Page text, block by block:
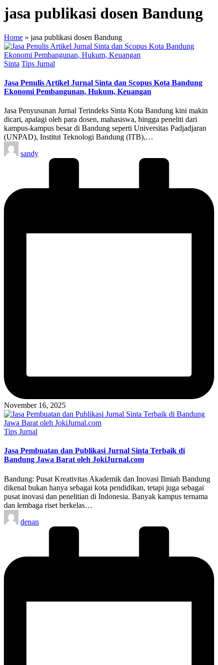
jasa publikasi dosen Bandung
Home » jasa publikasi dosen Bandung
Posted
Sinta Tips Jurnal
Jasa Penulis Artikel Jurnal Sinta dan Scopus Kota Bandung
Ekonomi Pembangunan, Hukum, Keuangan
Jasa Penyusunan Jurnal Terindeks Sinta Kota Bandung kini makin
dicari, apalagi oleh para dosen, mahasiswa, hingga peneliti dari
kampus-kampus besar di Bandung seperti Universitas Padjadjaran
(UNPAD), Institut Teknologi Bandung (ITB),…
Posted
by
sandy
November 16, 2025
Posted
Tips Jurnal
Jasa Pembuatan dan Publikasi Jurnal Sinta Terbaik di
Bandung Jawa Barat oleh JokiJurnal.com
Bandung: Pusat Kreativitas Akademik dan Inovasi Ilmiah Bandung
dikenal bukan hanya sebagai kota pendidikan, tetapi juga sebagai
pusat inovasi dan penelitian di Indonesia. Banyak kampus ternama
dan lembaga riset berkelas…
Posted
by
denan